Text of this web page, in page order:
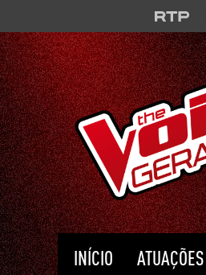
Saltar para o conteúdo principal
INÍCIO ATUAÇÕES